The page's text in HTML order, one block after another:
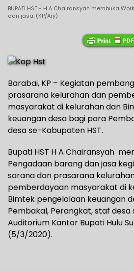
BUPATI HST - H A Chairansyah membuka
dan jasa. (KP/Ary)
Barabai, KP – Kegiatan
prasarana kelurahan dan
masyarakat di kelurahan dan
keuangan desa bagi para
desa se-Kabupaten HST.
Bupati HST H A Chairansyah
Pengadaan barang dan jasa
sarana dan prasarana
pemberdayaan masyarakat di
Bimtek pengelolaan keuangan
Pembakal, Perangkat, staf desa
Auditorium Kantor Bupati Hulu
(5/3/2020).